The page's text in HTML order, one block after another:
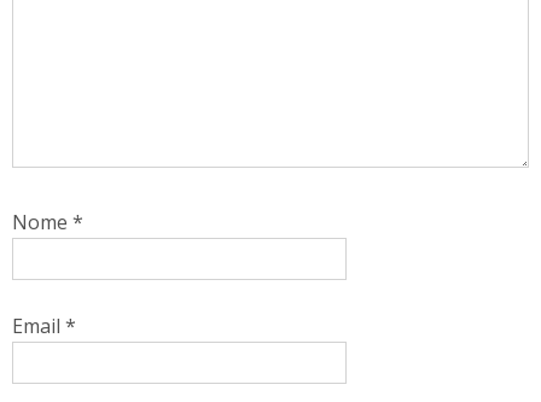
Nome *
Email *